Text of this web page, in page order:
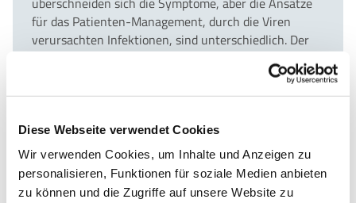
Diese Webseite verwendet Cookies
Wir verwenden Cookies, um Inhalte und Anzeigen zu
personalisieren, Funktionen für soziale Medien anbieten
zu können und die Zugriffe auf unsere Website zu
für das Patienten-Management, durch die Viren
verursachten Infektionen, sind unterschiedlich. Der
Vivalytic SARS-CoV‑2DT, Flu A/B,RSVTest detektiert
und unterscheidet zwischen diesen Nukleinsäuren
der Viren und unterstützt somit die Diagnose und